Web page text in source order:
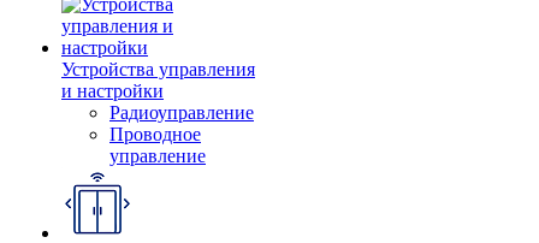
Устройства управления
и настройки
Радиоуправление
Проводное
управление